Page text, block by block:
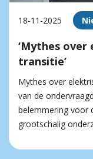
18-11-2025
‘Mythes over
transitie’
Mythes over
van de
belemmering voor
grootschalig